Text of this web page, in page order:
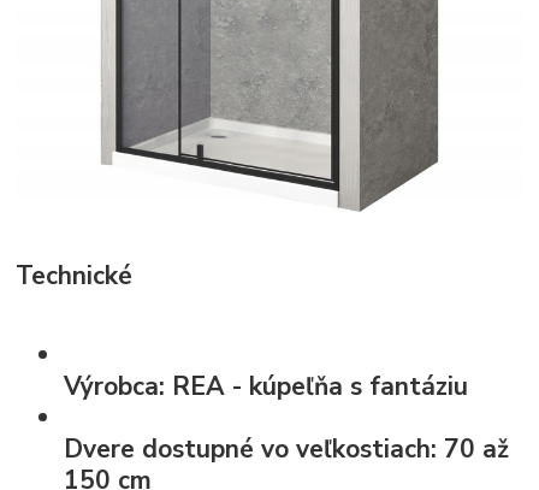
Technické
Výrobca: REA - kúpeľňa s fantáziu
Dvere dostupné vo veľkostiach: 70 až
150 cm